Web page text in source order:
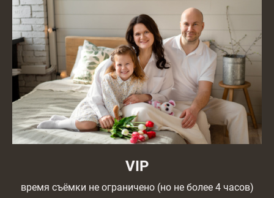
VIP
время съёмки не ограничено (но не более 4 часов)